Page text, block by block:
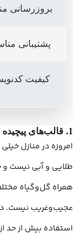
بروزرسانی
پشتیبانی
کیفیت
1. قالب‌های پیچیده را فراموش کنید!
امروزه در منازل
طلایی و آبی نیست و
همراه گل‌وگیاه
عجیب‌وغریب نیست.
استفاده بیش از